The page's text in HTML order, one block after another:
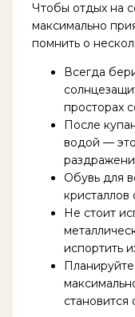
Чтобы отдых на
максимально
помнить о
Всегда
просторах
После
водой —
Обувь для
кристаллов
Не стоит
испортить